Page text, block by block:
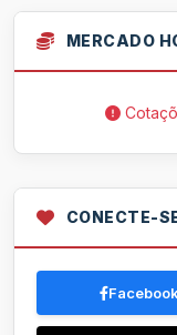
MERCADO
CONECTE-
Facebook